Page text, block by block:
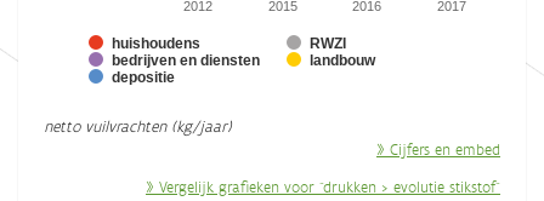
huishoudens
RWZI
bedrijven en diensten
landbouw
depositie
2012 2015 2016 2017
End of interactive chart.
netto vuilvrachten (kg/jaar)
» Cijfers en embed
» Vergelijk grafieken voor "drukken > evolutie stikstof"